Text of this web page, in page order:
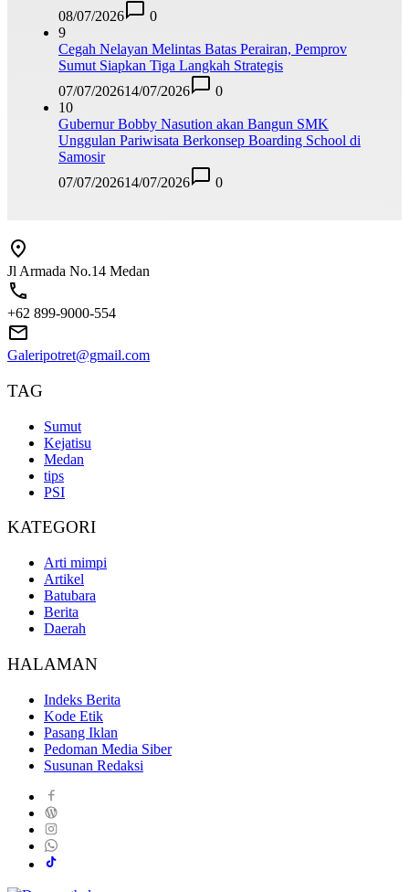
08/07/2026
0
9
Cegah Nelayan Melintas Batas Perairan, Pemprov
Sumut Siapkan Tiga Langkah Strategis
07/07/202614/07/2026
0
10
Gubernur Bobby Nasution akan Bangun SMK
Unggulan Pariwisata Berkonsep Boarding School di
Samosir
07/07/202614/07/2026 0
Jl Armada No.14 Medan
+62 899-9000-554
Galeripotret@gmail.com
TAG
Sumut
Kejatisu
Medan
tips
PSI
KATEGORI
Arti mimpi
Artikel
Batubara
Berita
Daerah
HALAMAN
Indeks Berita
Kode Etik
Pasang Iklan
Pedoman Media Siber
Susunan Redaksi